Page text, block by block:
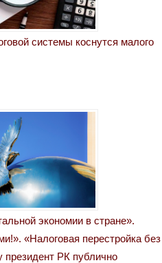
системы коснутся малого
экономии в стране».
«Налоговая перестройка без
РК публично